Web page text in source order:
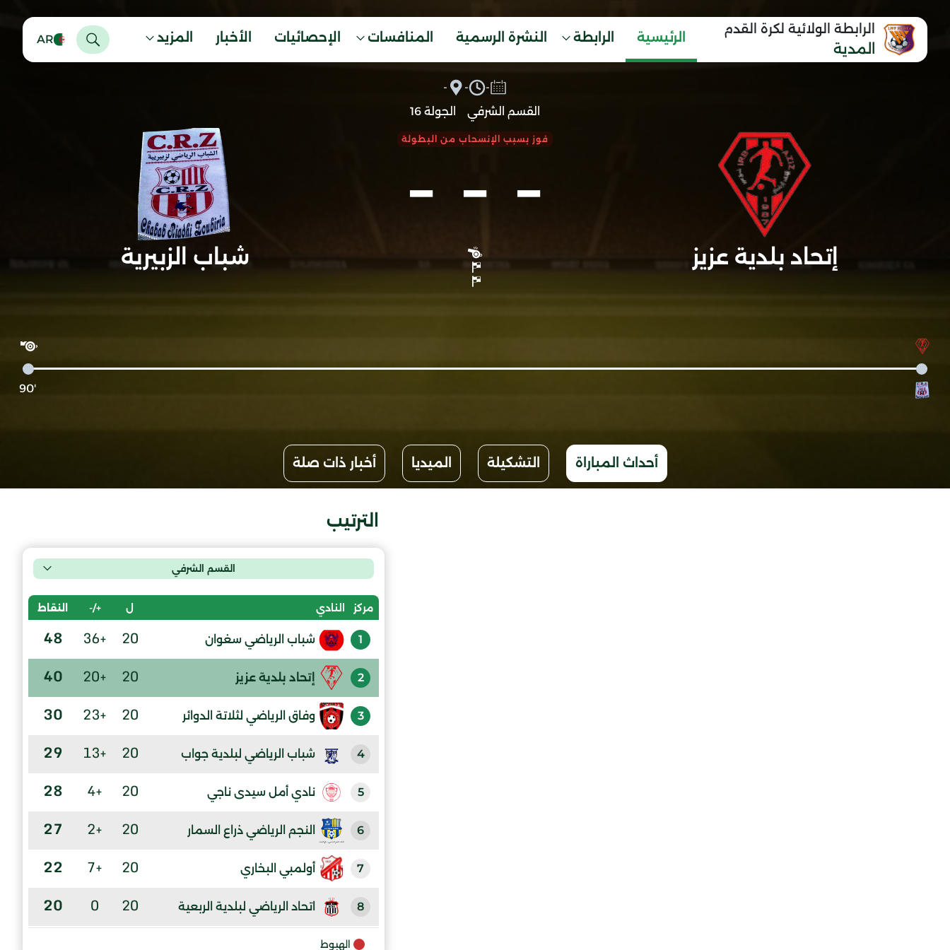
الرابطة الولائية لكرة القدم
المدية
الرئيسية الرابطة النشرة الرسمية المنافسات الإحصائيات الأخبار المزيد AR
-
-
-
القسم الشرفي
الجولة 16
إتحاد بلدية عزيز
-
-
-
فوز بسبب الإنسحاب من البطولة
شباب الزبيرية
'90
أحداث المباراة التشكيلة الميديا أخبار ذات صلة
الترتيب
القسم الشرفي
مركز النادي ل +/- النقاط
1 شباب الرياضي سغوان 20
+36
48
2 إتحاد بلدية عزيز 20
+20
40
3 وفاق الرياضي لثلاتة الدوائر 20
+23
30
4 شباب الرياضي لبلدية جواب 20
+13
29
5 نادي أمل سيدى ناجي 20
+4
28
6 النجم الرياضي ذراع السمار 20
+2
27
7 أولمبي البخاري 20
+7
22
8 اتحاد الرياضي لبلدية الربعية 20
0
20
9 الهبوط